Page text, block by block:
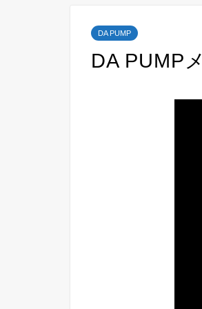
DA PUMP
DA PUMP